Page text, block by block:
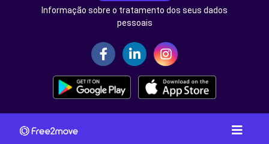
Informação sobre o tratamento dos seus dados
pessoais